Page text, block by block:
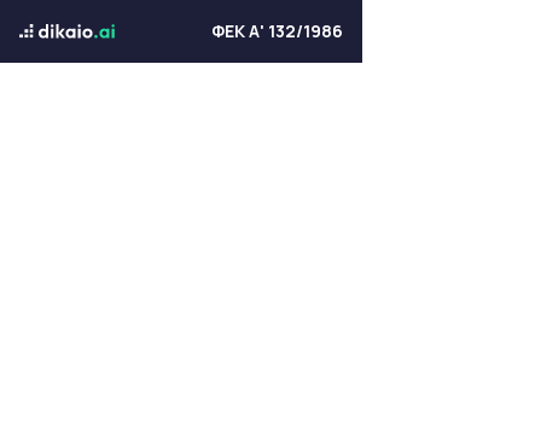
ΦΕΚ Α' 132/1986